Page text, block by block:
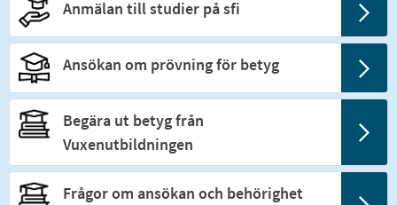
Anmälan till studier på sfi
Ansökan om prövning för betyg
Begära ut betyg från
Vuxenutbildningen
Frågor om ansökan och behörighet